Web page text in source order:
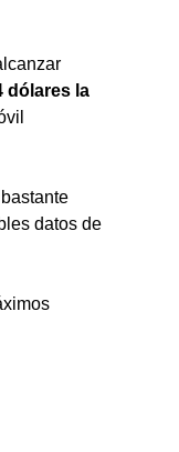
dólares la
datos de